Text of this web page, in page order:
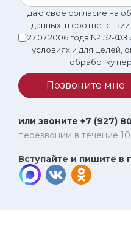
даю свое согласие на
данных, в
27.07.2006 года №152-ФЗ
условиях и для целей,
обработку
Позвоните мне
или звоните +7 (927)
перезвоним в течение
Вступайте и пишите в